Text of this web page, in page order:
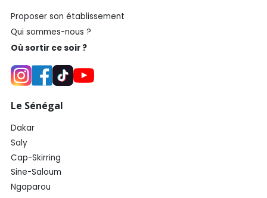
Proposer son établissement
Qui sommes-nous ?
Où sortir ce soir ?
Le Sénégal
Dakar
Saly
Cap-Skirring
Sine-Saloum
Ngaparou